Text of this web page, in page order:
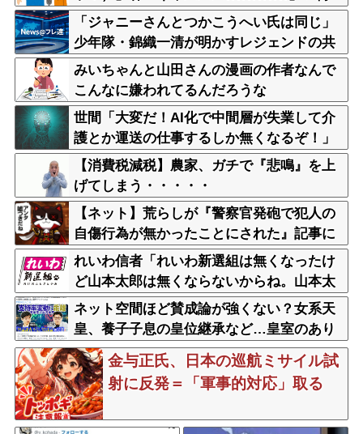
が面白いの？
「ジャニーさんとつかこうへい氏は同じ」
少年隊・錦織一清が明かすレジェンドの共
通点と我流の演出論
みいちゃんと山田さんの漫画の作者なんで
こんなに嫌われてるんだろうな
世間「大変だ！AI化で中間層が失業して介
護とか運送の仕事するしか無くなるぞ！」
←うん…うん？
【消費税減税】農家、ガチで『悲鳴』を上
げてしまう・・・・・
【ネット】荒らしが『警察官発砲で犯人の
自傷行為が無かったことにされた』記事に
「難癖な記事」とイチャモン→自傷行為の
動画が拡散してマスゴミの偏向報道確定
れいわ信者「れいわ新選組は無くなったけ
ど山本太郎は無くならないからね。山本太
郎Forever????」
ネット空間ほど賛成論が強くない？女系天
皇、養子子息の皇位継承など…皇室のあり
方に関する意識調査で見えた意外な結果と
は
金与正氏、日本の巡航ミサイル試
射に反発＝「軍事的対応」取る